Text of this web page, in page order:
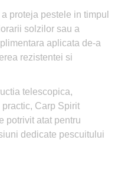
proteja pestele in timpul
solzilor sau a
aplicata de-a
rezistentei si
telescopica,
Carp Spirit
potrivit atat pentru
dedicate pescuitului